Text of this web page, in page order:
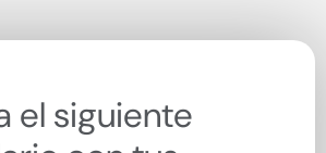
el siguiente